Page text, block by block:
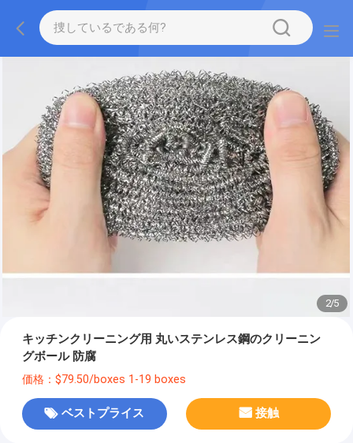
2/5
キッチンクリーニング用 丸いステンレス鋼のクリーニン
グボール 防腐
価格：$79.50/boxes 1-19 boxes
ベストプライス 接触